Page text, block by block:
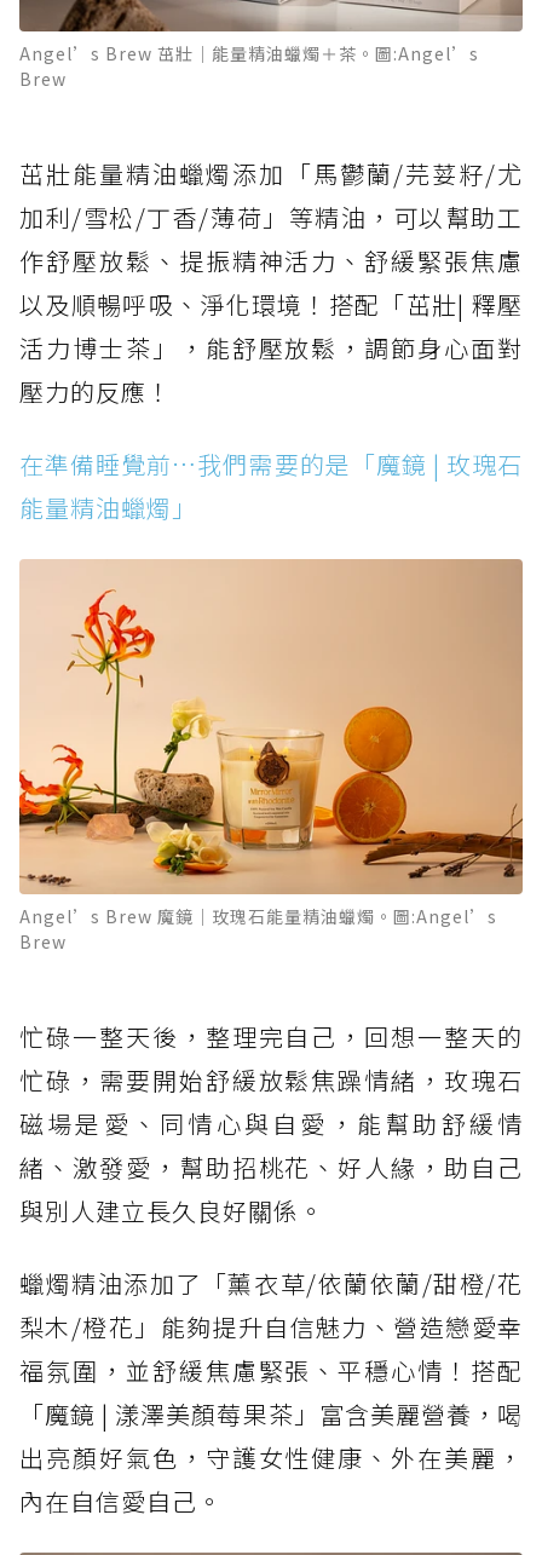
Angel’s Brew 茁壯｜能量精油蠟燭＋茶。圖:Angel’s
Brew
茁壯能量精油蠟燭添加「馬鬱蘭/芫荽籽/尤
加利/雪松/丁香/薄荷」等精油，可以幫助工
作舒壓放鬆、提振精神活力、舒緩緊張焦慮
以及順暢呼吸、淨化環境！搭配「茁壯| 釋壓
活力博士茶」，能舒壓放鬆，調節身心面對
壓力的反應！
在準備睡覺前…我們需要的是「魔鏡 | 玫瑰石
能量精油蠟燭」
Angel’s Brew 魔鏡｜玫瑰石能量精油蠟燭。圖:Angel’s
Brew
忙碌一整天後，整理完自己，回想一整天的
忙碌，需要開始舒緩放鬆焦躁情緒，玫瑰石
磁場是愛、同情心與自愛，能幫助舒緩情
緒、激發愛，幫助招桃花、好人緣，助自己
與別人建立長久良好關係。
蠟燭精油添加了「薰衣草/依蘭依蘭/甜橙/花
梨木/橙花」能夠提升自信魅力、營造戀愛幸
福氛圍，並舒緩焦慮緊張、平穩心情！搭配
「魔鏡 | 漾澤美顏莓果茶」富含美麗營養，喝
出亮顏好氣色，守護女性健康、外在美麗，
內在自信愛自己。